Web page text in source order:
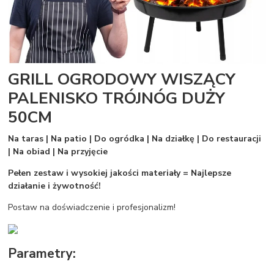
GRILL OGRODOWY WISZĄCY
PALENISKO TRÓJNÓG DUŻY
50CM
Na taras | Na patio | Do ogródka | Na działkę | Do restauracji
| Na obiad | Na przyjęcie
Pełen zestaw i wysokiej jakości materiały = Najlepsze
działanie i żywotność!
Postaw na doświadczenie i profesjonalizm!
Parametry: